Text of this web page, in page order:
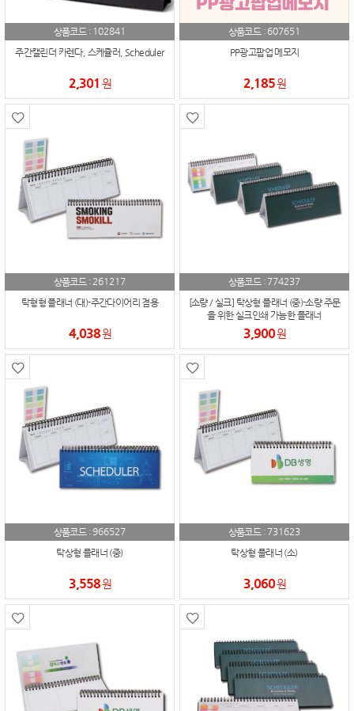
상품코드 : 102841
주간캘린더 카렌다, 스케쥴러, Scheduler
2,301 원
상품코드 : 607651
PP광고팝업 메모지
2,185원
상품코드 :261217
탁형형 플래너 (대)-주간다이어리 겸용
4,038원
상품코드 : 774237
[소량 / 실크] 탁상형 플래너 (중)-소량 주문
을 위한 실크인쇄 가능한 플래너
3,900원
상품코드 :966527
탁상형 플래너 (중)
3,558원
상품코드 : 731623
탁상형 플래너 (소)
3,060원